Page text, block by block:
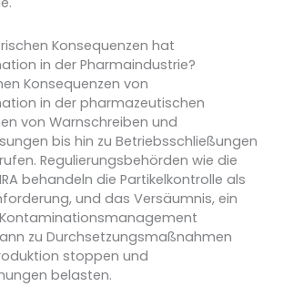
Konsequenzen hat
in der Pharmaindustrie?
Konsequenzen von
in der pharmazeutischen
von Warnschreiben und
bis hin zu Betriebsschließungen
Regulierungsbehörden wie die
behandeln die Partikelkontrolle als
und das Versäumnis, ein
zu Durchsetzungsmaßnahmen
stoppen und
belasten.